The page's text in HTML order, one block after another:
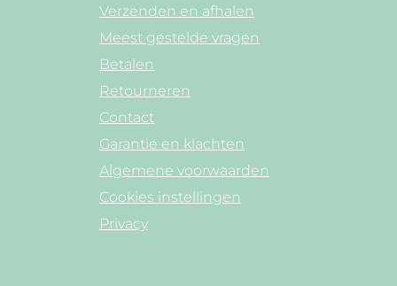
Verzenden en afhalen
Meest gestelde vragen
Betalen
Retourneren
Contact
Garantie en klachten
Algemene voorwaarden
Cookies instellingen
Privacy